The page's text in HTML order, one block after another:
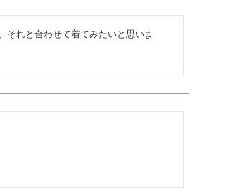
それと合わせて着てみたいと思いま